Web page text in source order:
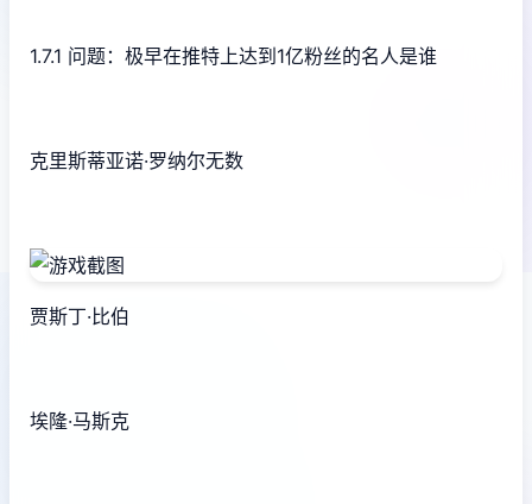
1.7.1 问题：极早在推特上达到1亿粉丝的名人是谁
克里斯蒂亚诺·罗纳尔无数
贾斯丁·比伯
埃隆·马斯克